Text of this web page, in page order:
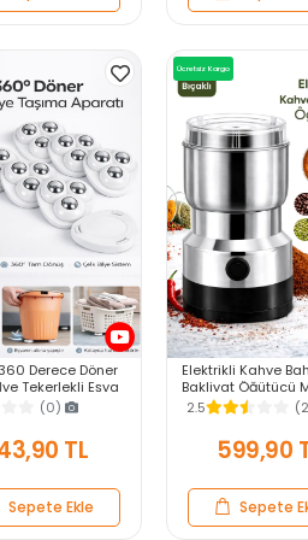
Derece Döner
Tekerlekli Eşya
Yapışkanlı
Aparatı
(0)
TL
Sepete Ekle
Elektrikli Kahve
Bakliyat Öğütücü
Pirinç Biber Tahıl
Değirmen Gıda
2.5
599,90
Sepete